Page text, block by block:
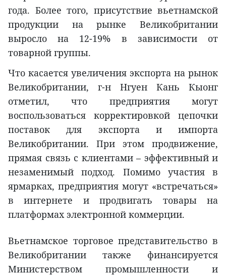
года. Более того, присутствие вьетнамской
продукции на рынке Великобритании
выросло на 12-19% в зависимости от
товарной группы.
Что касается увеличения экспорта на рынок
Великобритании, г-н Нгуен Кань Кыонг
отметил, что предприятия могут
воспользоваться корректировкой цепочки
поставок для экспорта и импорта
Великобритании. При этом продвижение,
прямая связь с клиентами – эффективный и
незаменимый подход. Помимо участия в
ярмарках, предприятия могут «встречаться»
в интернете и продвигать товары на
платформах электронной коммерции.
Вьетнамское торговое представительство в
Великобритании также финансируется
Министерством промышленности и